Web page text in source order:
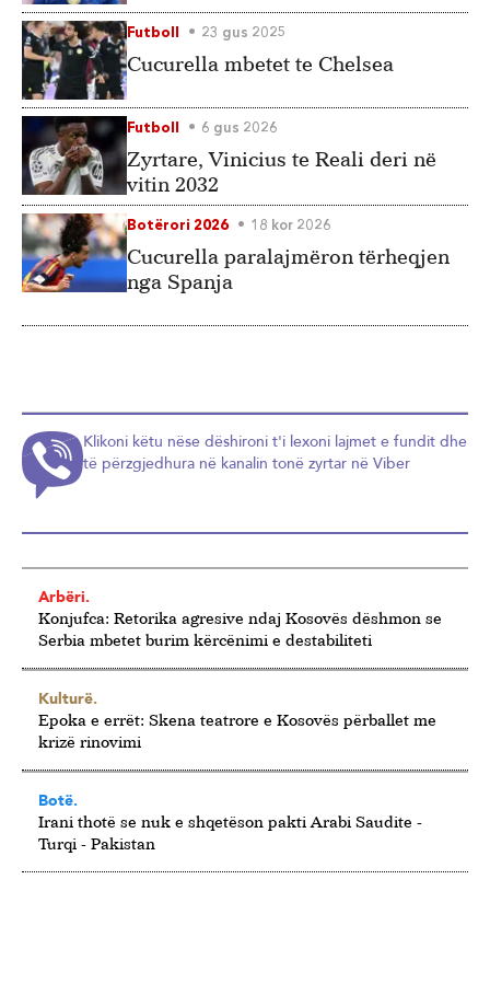
Futboll 23 gus 2025
Cucurella mbetet te Chelsea
Futboll 6 gus 2026
Zyrtare, Vinicius te Reali deri në
vitin 2032
Botërori 2026 18 kor 2026
Cucurella paralajmëron tërheqjen
nga Spanja
Klikoni këtu nëse dëshironi t'i lexoni lajmet e fundit dhe
të përzgjedhura në kanalin tonë zyrtar në Viber
Arbëri.
Konjufca: Retorika agresive ndaj Kosovës dëshmon se
Serbia mbetet burim kërcënimi e destabiliteti
Kulturë.
Epoka e errët: Skena teatrore e Kosovës përballet me
krizë rinovimi
Botë.
Irani thotë se nuk e shqetëson pakti Arabi Saudite -
Turqi - Pakistan